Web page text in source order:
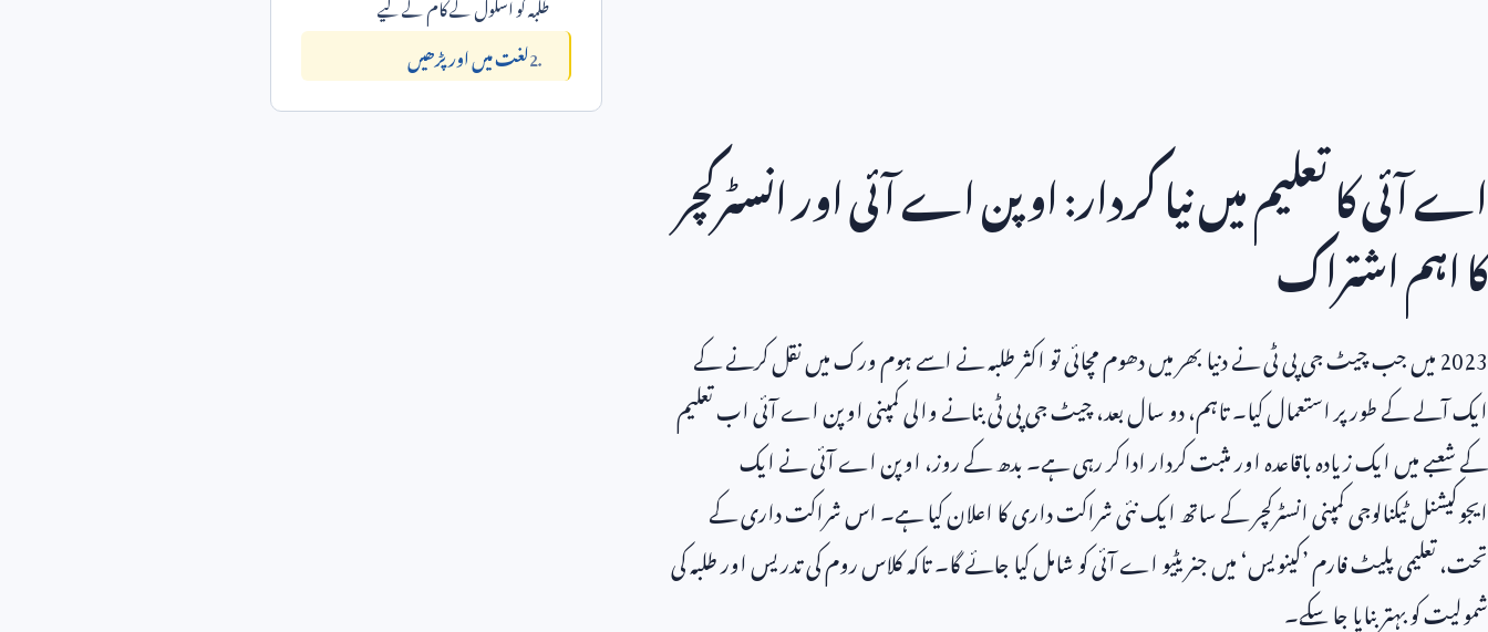
اے آئی کا تعلیم میں نیا کردار: اوپن اے آئی اور انسٹرکچر
کا اہم اشتراک
2023میں جب چیٹ جی پی ٹی نے دنیا بھر میں دھوم مچائی تو اکثر طلبہ نے اسے ہوم ورک میں نقل کرنے کے
ایک آلے کے طور پر استعمال کیا۔ تاہم، دو سال بعد، چیٹ جی پی ٹی بنانے والی کمپنی اوپن اے آئی اب تعلیم
کے شعبے میں ایک زیادہ باقاعدہ اور مثبت کردار ادا کر رہی ہے۔ بدھ کے روز، اوپن اے آئی نے ایک
ایجوکیشنل ٹیکنالوجی کمپنی انسٹرکچر کے ساتھ ایک نئی شراکت داری کا اعلان کیا ہے۔ اس شراکت داری کے
تحت، تعلیمی پلیٹ فارم ’کینویس‘ میں جنریٹیو اے آئی کو شامل کیا جائے گا۔ تاکہ کلاس روم کی تدریس اور طلبہ کی
شمولیت کو بہتر بنایا جا سکے۔
لغت میں اور پڑھیں